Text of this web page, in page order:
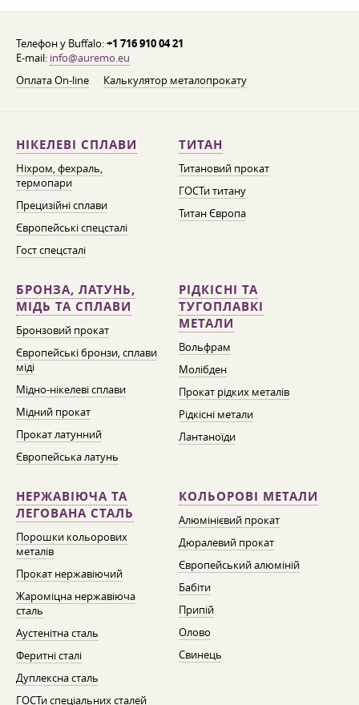
Телефон у Buffalo:+1 716 910 04 21
E-mail: info@auremo.eu
Оплата On-line
Калькулятор металопрокату
НІКЕЛЕВІ СПЛАВИ
Ніхром, фехраль,
термопари
Прецизійні сплави
Європейські спецсталі
Гост спецсталі
ТИТАН
Титановий прокат
ГОСТи титану
Титан Європа
БРОНЗА, ЛАТУНЬ,
МІДЬ ТА СПЛАВИ
Бронзовий прокат
Європейські бронзи, сплави
міді
Мідно-нікелеві сплави
Мідний прокат
Прокат латунний
Європейська латунь
РІДКІСНІ ТА
ТУГОПЛАВКІ
МЕТАЛИ
Вольфрам
Молібден
Прокат рідких металів
Рідкісні метали
Лантаноїди
НЕРЖАВІЮЧА ТА
ЛЕГОВАНА СТАЛЬ
Порошки кольорових
металів
Прокат нержавіючий
Жароміцна нержавіюча
сталь
Аустенітна сталь
Феритні сталі
Дуплексна сталь
ГОСТи спеціальних сталей
КОЛЬОРОВІ МЕТАЛИ
Алюмінієвий прокат
Дюралевий прокат
Європейський алюміній
Бабіти
Припій
Олово
Свинець